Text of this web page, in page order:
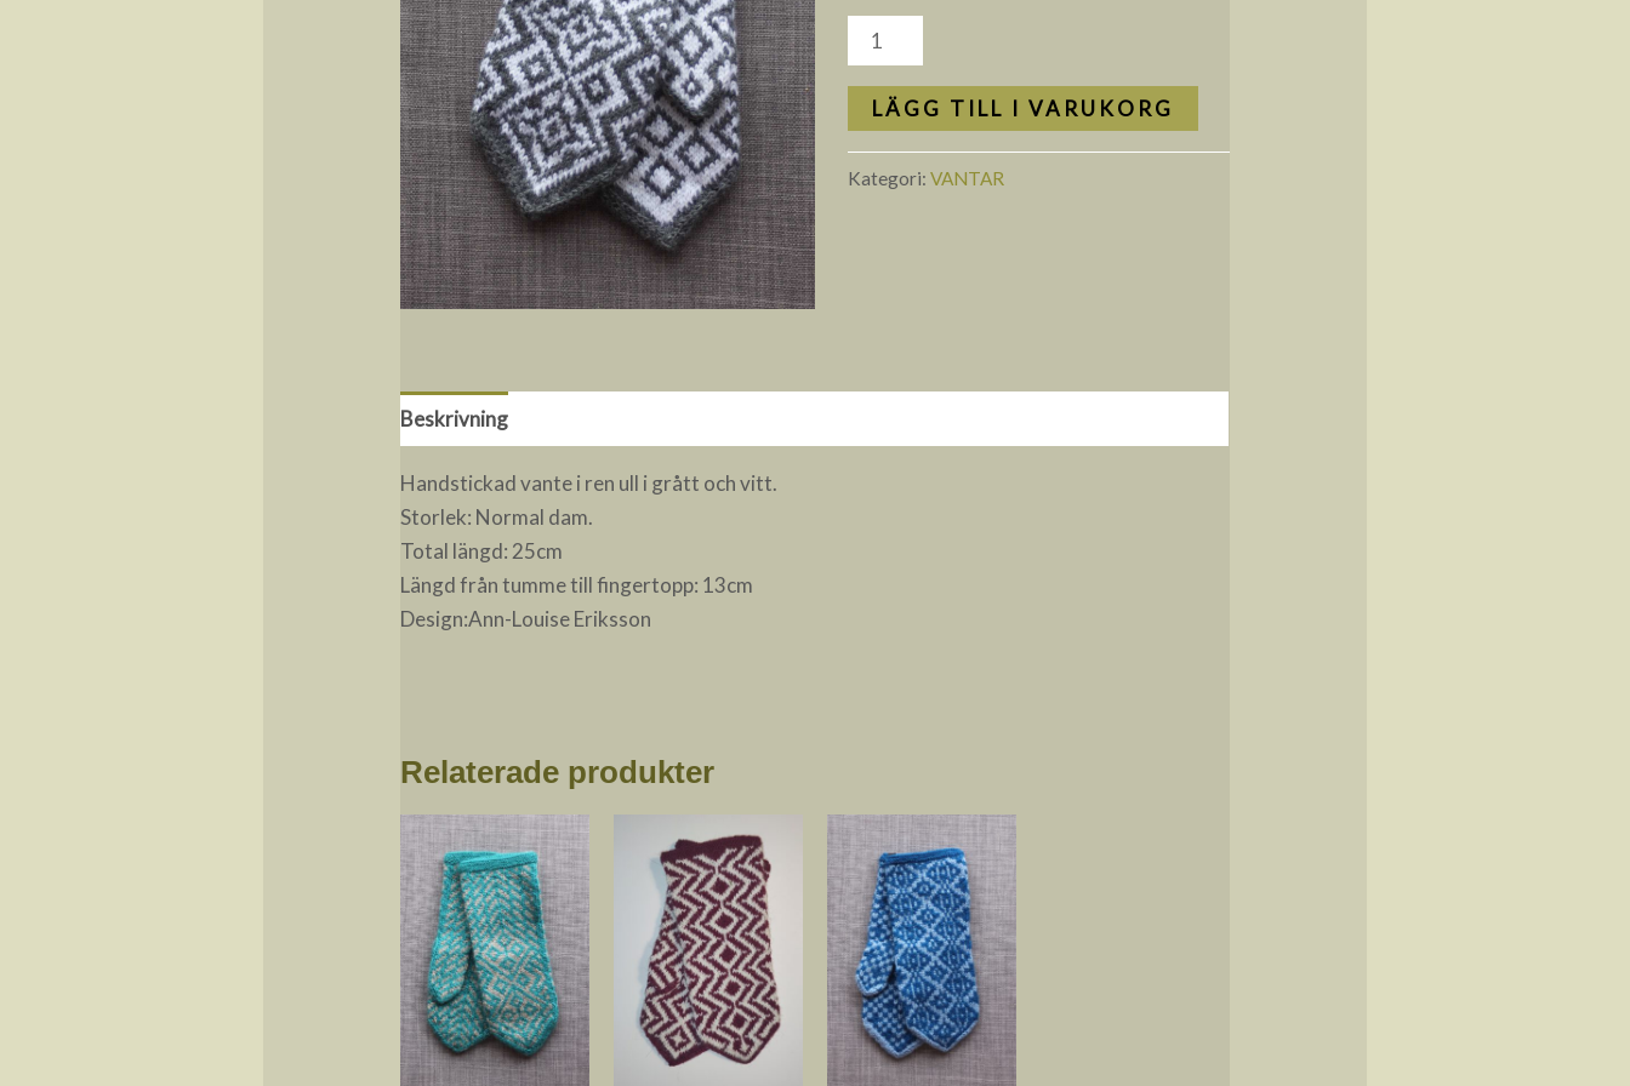
LÄGG TILL I VARUKORG
Kategori:VANTAR
Beskrivning
Handstickad vante i ren ull i grått och vitt.
Storlek: Normal dam.
Total längd: 25cm
Längd från tumme till fingertopp: 13cm
Design:Ann-Louise Eriksson
Relaterade produkter